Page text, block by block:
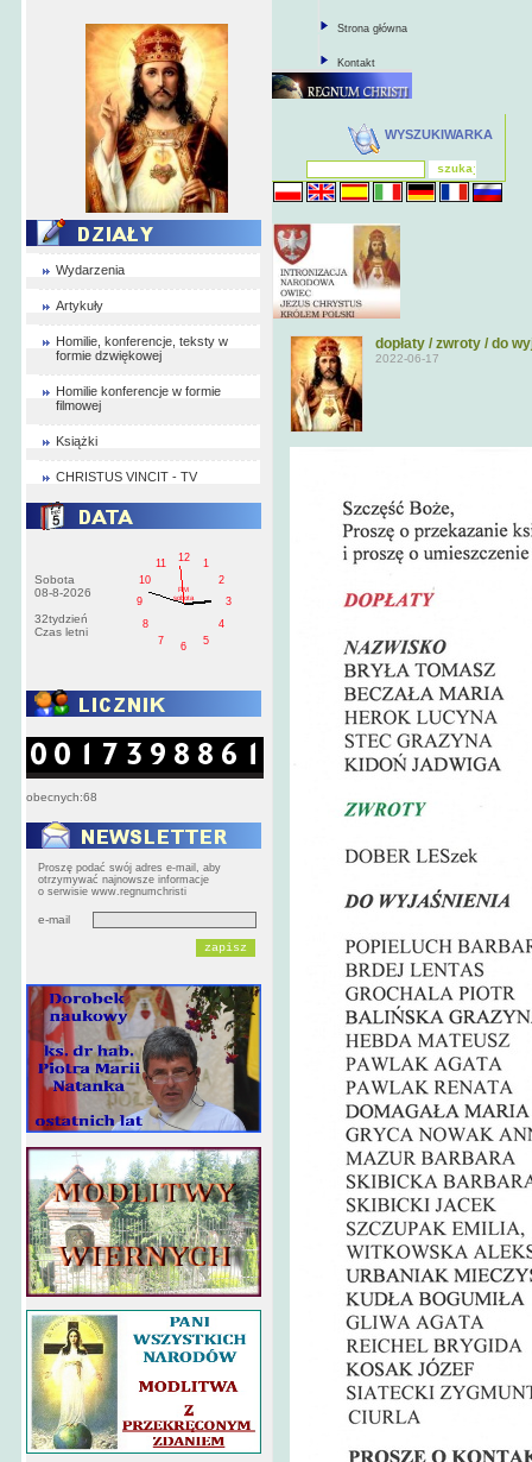
Wydarzenia
Artykuły
Homilie, konferencje, teksty w
formie dzwiękowej
Homilie konferencje w formie
filmowej
Książki
CHRISTUS VINCIT - TV
Sobota
08-8-2026
32tydzień
Czas letni
1
2
3
4
5
6
7
8
9
10
11
12
PM
sobota
obecnych:68
Proszę podać swój adres e-mail, aby
otrzymywać najnowsze informacje
o serwisie www.regnumchristi
e-mail
Strona główna
Kontakt
WYSZUKIWARKA
dopłaty / zwroty / do
2022-06-17